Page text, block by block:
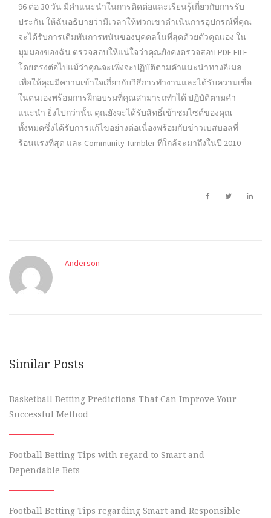
96 ต่อ 30 วัน มีคำแนะนำในการติดต่อและเรียนรู้เกี่ยวกับการรับ
ประกัน ให้ฉันอธิบายว่ามีเวลาให้พวกเขาดำเนินการอุปกรณ์ที่คุณ
จะได้รับการเดิมพันการพนันของบุคคลในที่สุดด้วยตัวคุณเอง ใน
มุมมองของฉัน ตรวจสอบให้แน่ใจว่าคุณยังคงตรวจสอบ PDF FILE
โดยตรงต่อไปแม้ว่าคุณจะเพิ่งจะปฏิบัติตามคำแนะนำทางอีเมล
เพื่อให้คุณมีความเข้าใจเกี่ยวกับวิธีการทำงานและได้รับความเชื่อ
ในตนเองพร้อมการฝึกอบรมที่คุณสามารถทำได้ ปฏิบัติตามคำ
แนะนำ ยิ่งไปกว่านั้น คุณยังจะได้รับสิทธิ์เข้าชมไซต์ของคุณ
ทั้งหมดซึ่งได้รับการแก้ไขอย่างต่อเนื่องพร้อมกับข่าวเบสบอลที่
ร้อนแรงที่สุด และ Community Tumbler ที่ใกล้จะมาถึงในปี 2010
Anderson
Similar Posts
Basketball Betting Predictions That Can Improve Your
Successful Method
Football Betting Tips with regard to Smart and
Dependable Bets
Football Betting Tips regarding Smart and Responsible